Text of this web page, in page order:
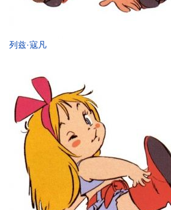
列兹·寇凡